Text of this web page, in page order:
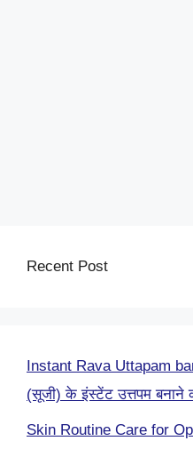
Recent Post
Instant Rava Uttapam
(सूजी) के इंस्टेंट उत्तपम बनाने
Skin Routine Care for